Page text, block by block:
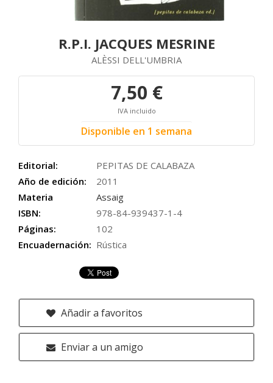
R.P.I. JACQUES MESRINE
ALÈSSI DELL'UMBRIA
7,50 €
IVA incluido
Disponible en 1 semana
Editorial:
PEPITAS DE CALABAZA
Año de edición:
2011
Materia
Assaig
ISBN:
978-84-939437-1-4
Páginas:
102
Encuadernación: Rústica
Añadir a favoritos
Enviar a un amigo